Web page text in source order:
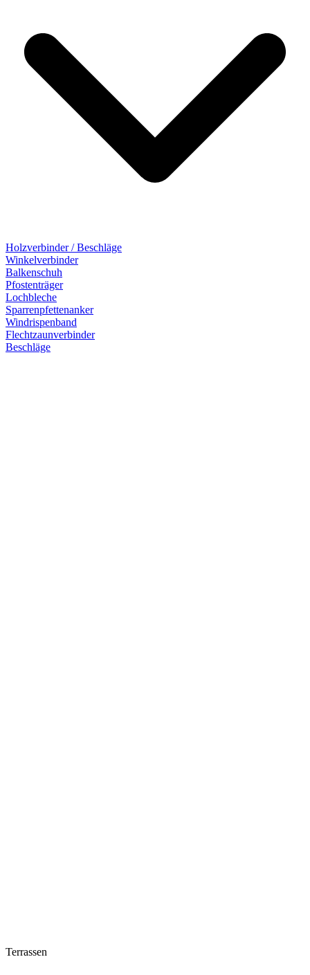
Holzverbinder / Beschläge
Winkelverbinder
Balkenschuh
Pfostenträger
Lochbleche
Sparrenpfettenanker
Windrispenband
Flechtzaunverbinder
Beschläge
Terrassen